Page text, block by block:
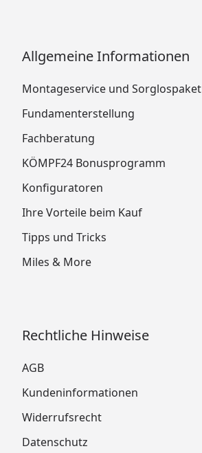
Allgemeine Informationen
Montageservice und Sorglospaket
Fundamenterstellung
Fachberatung
KÖMPF24 Bonusprogramm
Konfiguratoren
Ihre Vorteile beim Kauf
Tipps und Tricks
Miles & More
Rechtliche Hinweise
AGB
Kundeninformationen
Widerrufsrecht
Datenschutz